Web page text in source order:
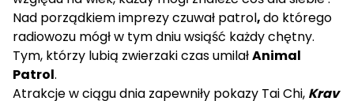
Nad porządkiem imprezy czuwał patrol,do którego
radiowozu mógł w tym dniu wsiąść każdy chętny.
Tym, którzy lubią zwierzaki czas umilałAnimal
Patrol.
Atrakcje w ciągu dnia zapewniły pokazy Tai Chi, Krav